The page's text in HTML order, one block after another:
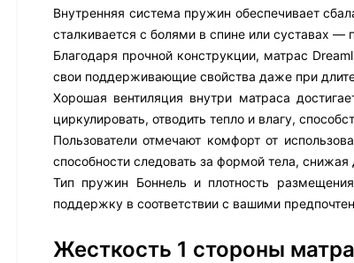
Внутренняя система пружин обеспечивает
сталкивается с болями в спине или суставах
Благодаря прочной конструкции, матрас
свои поддерживающие свойства даже при
Хорошая вентиляция внутри матраса
циркулировать, отводить тепло и влагу,
Пользователи отмечают комфорт от
способности следовать за формой тела,
Тип пружин Боннель и плотность
поддержку в соответствии с вашими
Жесткость 1 стороны